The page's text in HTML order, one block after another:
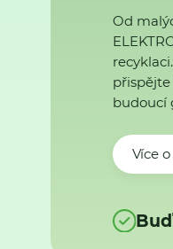
Od
budoucí
Více